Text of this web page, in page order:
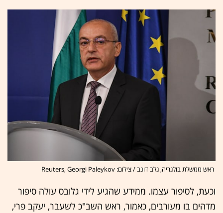
ראש ממשלת בולגריה, גלב דונב / צילום: Reuters, Georgi Paleykov
וכעת, לסיפור עצמו. ממידע שהגיע לידי גלובס עולה סיפור
מדהים בו מעורבים, כאמור, ראש השב"כ לשעבר, יעקב פרי,